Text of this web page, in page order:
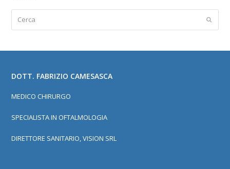
Invia
DOTT. FABRIZIO CAMESASCA
MEDICO CHIRURGO
SPECIALISTA IN OFTALMOLOGIA
DIRETTORE SANITARIO, VISION SRL